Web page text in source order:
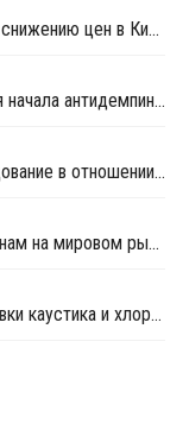
Мировые котировки ПВХ растут вопреки снижению цен в Китае
Комиссия по торговле Республики Корея начала антидемпинговое расследование в отношении китайского ПВХ-С
Таиланд начал антидемпинговое расследование в отношении ПВХ из Китая и Тайваня
Цены ПВХ широко варьируются по регионам на мировом рынке
Kem One объявила форс-мажор на поставки каустика и хлора во Франции